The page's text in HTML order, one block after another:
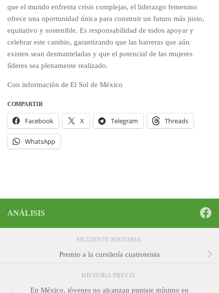
que el mundo enfrenta crisis complejas, el liderazgo femenino
ofrece una oportunidad única para construir un futuro más justo,
equitativo y sostenible. Es responsabilidad de todos apoyar y
celebrar este cambio, garantizando que las barreras que aún
existen sean desmanteladas y que el potencial de las mujeres
líderes sea plenamente realizado.
Con información de El Sol de México
COMPARTIR
Facebook X Telegram Threads
WhatsApp
ANÁLISIS
SIGUIENTE HISTORIA
Premio a la cursilería cuatroteista
HISTORIA PREVIA
En México, jóvenes no alcanzan puntaje mínimo en